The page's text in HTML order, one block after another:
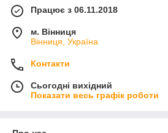
Працює з 06.11.2018
м. Вінниця
Вінниця, Україна
Контакти
Сьогодні вихідний
Показати весь графік роботи